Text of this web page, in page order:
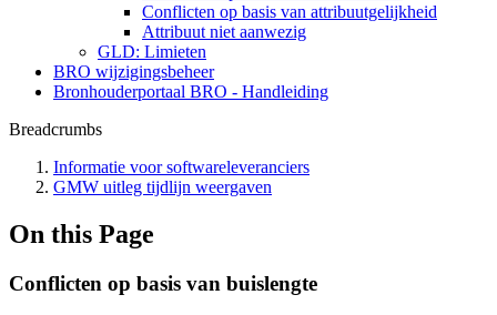
Conflicten op basis van attribuutgelijkheid
Attribuut niet aanwezig
GLD: Limieten
BRO wijzigingsbeheer
Bronhouderportaal BRO - Handleiding
Breadcrumbs
Informatie voor softwareleveranciers
GMW uitleg tijdlijn weergaven
On this Page
Conflicten op basis van buislengte